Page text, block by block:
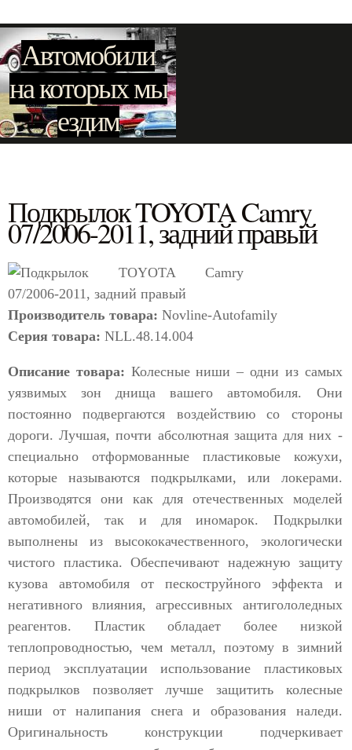
Автомобили
на которых мы
ездим
Подкрылок TOYOTA Camry
07/2006-2011, задний правый
Производитель товара: Novline-Autofamily
Серия товара: NLL.48.14.004
Описание товара: Колесные ниши – одни из самых
уязвимых зон днища вашего автомобиля. Они
постоянно подвергаются воздействию со стороны
дороги. Лучшая, почти абсолютная защита для них -
специально отформованные пластиковые кожухи,
которые называются подкрылками, или локерами.
Производятся они как для отечественных моделей
автомобилей, так и для иномарок. Подкрылки
выполнены из высококачественного, экологически
чистого пластика. Обеспечивают надежную защиту
кузова автомобиля от пескоструйного эффекта и
негативного влияния, агрессивных антигололедных
реагентов. Пластик обладает более низкой
теплопроводностью, чем металл, поэтому в зимний
период эксплуатации использование пластиковых
подкрылков позволяет лучше защитить колесные
ниши от налипания снега и образования наледи.
Оригинальность конструкции подчеркивает